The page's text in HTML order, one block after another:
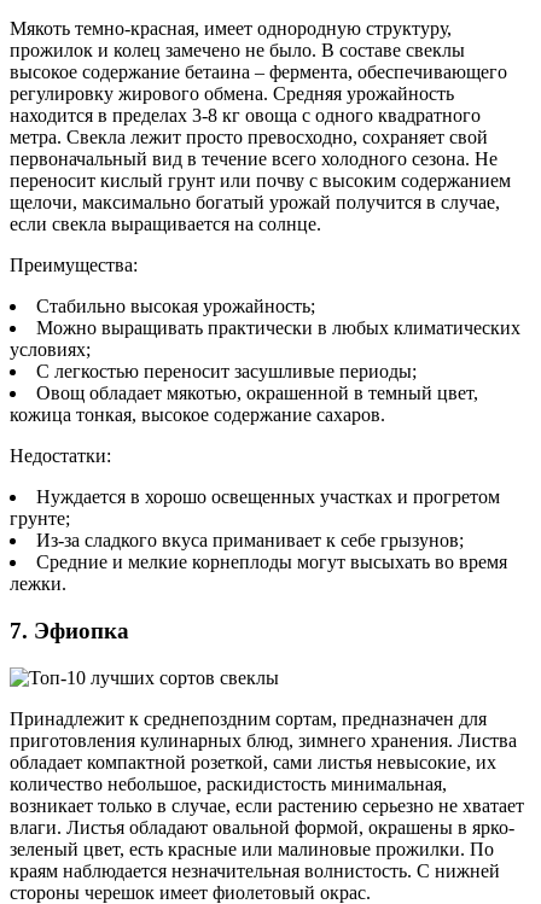
Мякоть темно-красная, имеет однородную структуру,
прожилок и колец замечено не было. В составе свеклы
высокое содержание бетаина – фермента, обеспечивающего
регулировку жирового обмена. Средняя урожайность
находится в пределах 3-8 кг овоща с одного квадратного
метра. Свекла лежит просто превосходно, сохраняет свой
первоначальный вид в течение всего холодного сезона. Не
переносит кислый грунт или почву с высоким содержанием
щелочи, максимально богатый урожай получится в случае,
если свекла выращивается на солнце.
Преимущества:
Стабильно высокая урожайность;
Можно выращивать практически в любых климатических
условиях;
С легкостью переносит засушливые периоды;
Овощ обладает мякотью, окрашенной в темный цвет,
кожица тонкая, высокое содержание сахаров.
Недостатки:
Нуждается в хорошо освещенных участках и прогретом
грунте;
Из-за сладкого вкуса приманивает к себе грызунов;
Средние и мелкие корнеплоды могут высыхать во время
лежки.
7. Эфиопка
Принадлежит к среднепоздним сортам, предназначен для
приготовления кулинарных блюд, зимнего хранения. Листва
обладает компактной розеткой, сами листья невысокие, их
количество небольшое, раскидистость минимальная,
возникает только в случае, если растению серьезно не хватает
влаги. Листья обладают овальной формой, окрашены в ярко-
зеленый цвет, есть красные или малиновые прожилки. По
краям наблюдается незначительная волнистость. С нижней
стороны черешок имеет фиолетовый окрас.